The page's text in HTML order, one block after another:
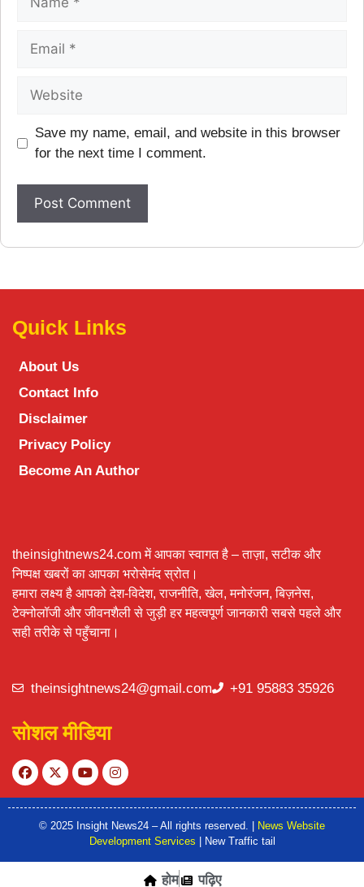
होम पढ़िए
Save my name, email, and website in this browser
for the next time I comment.
Quick Links
About Us
Contact Info
Disclaimer
Privacy Policy
Become An Author
theinsightnews24.com में आपका स्वागत है – ताज़ा, सटीक और
निष्पक्ष खबरों का आपका भरोसेमंद स्रोत।
हमारा लक्ष्य है आपको देश-विदेश, राजनीति, खेल, मनोरंजन, बिज़नेस,
टेक्नोलॉजी और जीवनशैली से जुड़ी हर महत्वपूर्ण जानकारी सबसे पहले और
सही तरीके से पहुँचाना।
theinsightnews24@gmail.com +91 95883 35926
सोशल मीडिया
© 2025 Insight News24 – All rights reserved. | News Website
Development Services | New Traffic tail